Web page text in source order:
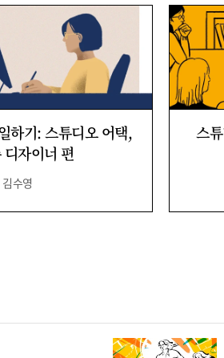
하기: 스튜디오 어택,
디자이너 편
김수영
스